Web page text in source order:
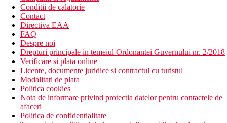
Conditii de calatorie
Contact
Directiva EAA
FAQ
Despre noi
Drepturi principale in temeiul Ordonantei Guvernului nr. 2/2018
Verificare si plata online
Licente, documente juridice si contractul cu turistul
Modalitati de plata
Politica cookies
Nota de informare privind protectia datelor pentru contactele de
afaceri
Politica de confidentialitate